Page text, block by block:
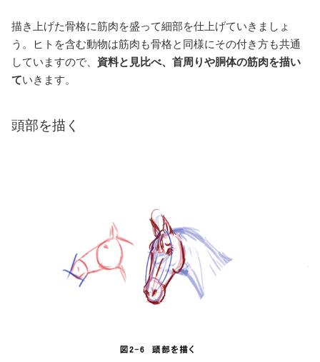
描き上げた骨格に筋肉を盛って細部を仕上げていきましょ
う。ヒトを含む動物は筋肉も骨格と同様にその付き方も共通
していますので、 資料と見比べ、首周りや胴体の筋肉を描い
ていきます。
頭部を描く